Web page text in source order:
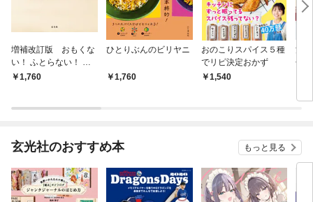
増補改訂版 おもくな
い！ ふとらない！ ス
パイスとカレー入門
1,760
ひとりぶんのビリヤニ
1,760
おのこりスパイス５種
でリピ決定おかず
1,540
満
せ
玄光社のおすすめ本 もっと見る